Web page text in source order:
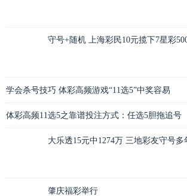
守号+随机 上海彩民10元揽下7星彩
学会杀号技巧 体彩高频游戏“11选5”中奖容易
体彩高频11选5之靠谱投注方式：任选5胆拖追号
大乐透15元中1274万 三地彩友守号多
肇庆福彩举行